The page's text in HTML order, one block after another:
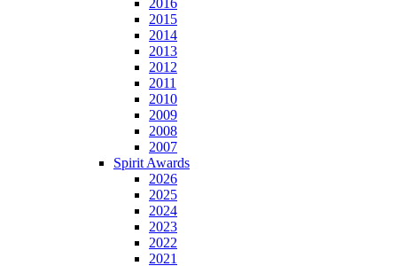
2016
2015
2014
2013
2012
2011
2010
2009
2008
2007
Spirit Awards
2026
2025
2024
2023
2022
2021